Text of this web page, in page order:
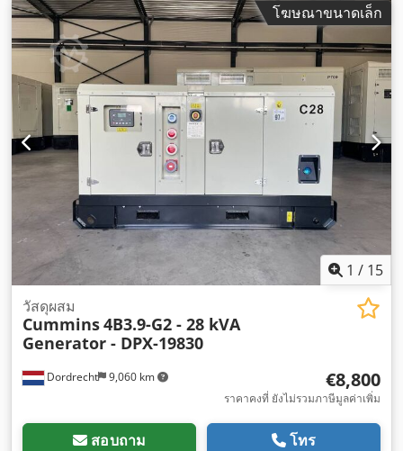
โฆษณาขนาดเล็ก
1 / 15
Dordrecht 9,060 km
วัสดุผสม
Cummins4B3.9-G2 - 28 kVA
Generator - DPX-19830
€8,800
ราคาคงที่ ยังไม่รวมภาษีมูลค่าเพิ่ม
สอบถาม โทร